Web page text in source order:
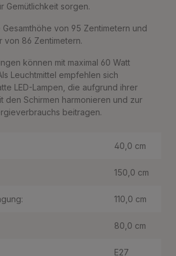
Gemütlichkeit sorgen.
Gesamthöhe von 95 Zentimetern und
von 86 Zentimetern.
können mit maximal 60 Watt
Leuchtmittel empfehlen sich
LED-Lampen, die aufgrund ihrer
den Schirmen harmonieren und zur
beitragen.
40,0 cm
150,0 cm
110,0 cm
80,0 cm
E27